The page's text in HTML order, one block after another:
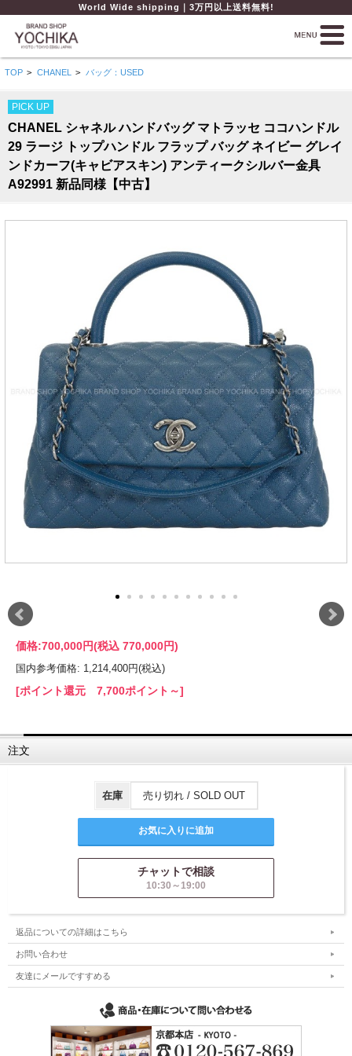
World Wide shipping｜3万円以上送料無料!
TOP > CHANEL > バッグ：USED
PICK UP
CHANEL シャネル ハンドバッグ マトラッセ ココハンドル
29 ラージ トップハンドル フラップ バッグ ネイビー グレイ
ンドカーフ(キャビアスキン) アンティークシルバー金具
A92991 新品同様【中古】
価格:700,000円(税込 770,000円)
国内参考価格: 1,214,400円(税込)
[ポイント還元 7,700ポイント～]
注文
在庫 売り切れ / SOLD OUT
チャットで相談
10:30～19:00
返品についての詳細はこちら
お問い合わせ
友達にメールですすめる